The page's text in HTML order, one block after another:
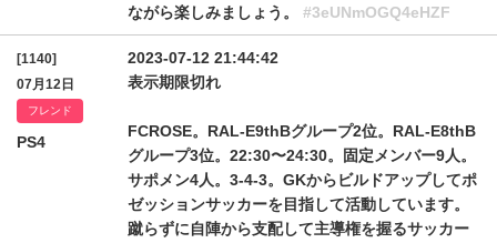
ながら楽しみましょう。 #3eUNmOGQ4eHZF
[1140]
07月12日
フレンド
PS4
2023-07-12 21:44:42
表示期限切れ
FCROSE。RAL-E9thBグループ2位。RAL-E8thB
グループ3位。22:30〜24:30。固定メンバー9人。
サポメン4人。3-4-3。GKからビルドアップしてポ
ゼッションサッカーを目指して活動しています。
蹴らずに自陣から支配して主導権を握るサッカー